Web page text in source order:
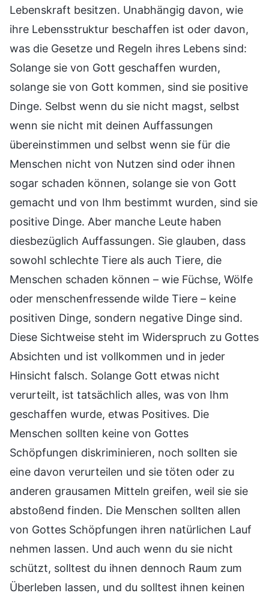
Lebenskraft besitzen. Unabhängig davon, wie
ihre Lebensstruktur beschaffen ist oder davon,
was die Gesetze und Regeln ihres Lebens sind:
Solange sie von Gott geschaffen wurden,
solange sie von Gott kommen, sind sie positive
Dinge. Selbst wenn du sie nicht magst, selbst
wenn sie nicht mit deinen Auffassungen
übereinstimmen und selbst wenn sie für die
Menschen nicht von Nutzen sind oder ihnen
sogar schaden können, solange sie von Gott
gemacht und von Ihm bestimmt wurden, sind sie
positive Dinge. Aber manche Leute haben
diesbezüglich Auffassungen. Sie glauben, dass
sowohl schlechte Tiere als auch Tiere, die
Menschen schaden können – wie Füchse, Wölfe
oder menschenfressende wilde Tiere – keine
positiven Dinge, sondern negative Dinge sind.
Diese Sichtweise steht im Widerspruch zu Gottes
Absichten und ist vollkommen und in jeder
Hinsicht falsch. Solange Gott etwas nicht
verurteilt, ist tatsächlich alles, was von Ihm
geschaffen wurde, etwas Positives. Die
Menschen sollten keine von Gottes
Schöpfungen diskriminieren, noch sollten sie
eine davon verurteilen und sie töten oder zu
anderen grausamen Mitteln greifen, weil sie sie
abstoßend finden. Die Menschen sollten allen
von Gottes Schöpfungen ihren natürlichen Lauf
nehmen lassen. Und auch wenn du sie nicht
schützt, solltest du ihnen dennoch Raum zum
Überleben lassen, und du solltest ihnen keinen